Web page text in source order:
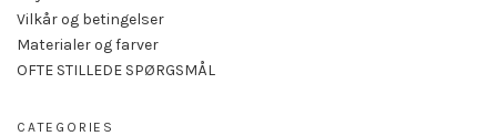
Vilkår og betingelser
Materialer og farver
OFTE STILLEDE SPØRGSMÅL
CATEGORIES